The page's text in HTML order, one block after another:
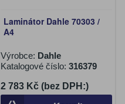
Laminátor Dahle 70303 /
A4
Výrobce: Dahle
Katalogové číslo: 316379
2 783 Kč (bez DPH:)